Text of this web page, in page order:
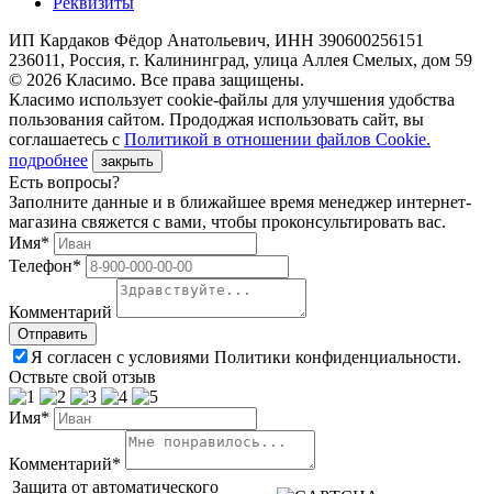
ИП Кардаков Фёдор Анатольевич, ИНН 390600256151
236011, Россия, г. Калининград, улица Аллея Смелых, дом 59
© 2026 Класимо. Все права защищены.
Класимо использует cookie-файлы для улучшения удобства
пользования сайтом. Прододжая использовать сайт, вы
соглашаетесь с Политикой в отношении файлов Сookie.
подробнее
закрыть
Есть вопросы?
Заполните данные и в ближайшее время менеджер интернет-
магазина свяжется с вами, чтобы проконсультировать вас.
Имя*
Телефон*
Комментарий
Я согласен с условиями Политики конфиденциальности.
Оствьте свой отзыв
Имя*
Комментарий*
Защита от автоматического